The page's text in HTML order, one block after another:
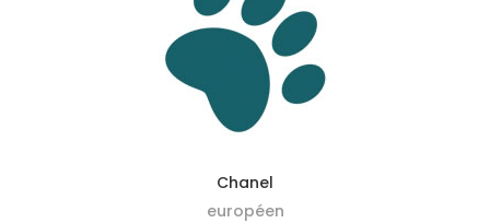
MIEUX ME CONNAÎTRE
Chanel
européen